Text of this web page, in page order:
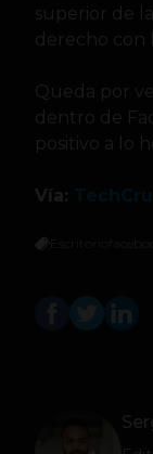
superior de
derecho con
Queda por
dentro de
positivo a lo
Vía: